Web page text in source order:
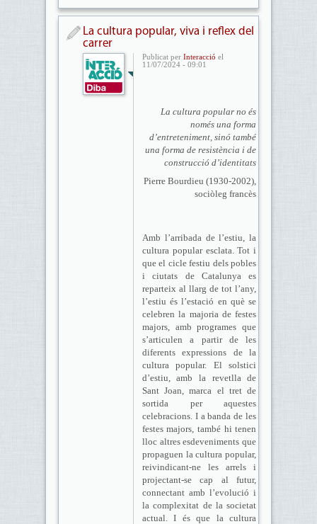
La cultura popular, viva i reflex del
carrer
Publicat per Interacció el
11/07/2024 - 09:01
La cultura popular no és
només una forma
d’entreteniment, sinó també
una forma de resistència i de
construcció d’identitats
Pierre Bourdieu (1930-2002),
sociòleg francès
Amb l’arribada de l’estiu, la
cultura popular esclata. Tot i
que el cicle festiu dels pobles
i ciutats de Catalunya es
reparteix al llarg de tot l’any,
l’estiu és l’estació en què se
celebren la majoria de festes
majors, amb programes que
s’articulen a partir de les
diferents expressions de la
cultura popular. El solstici
d’estiu, amb la revetlla de
Sant Joan, marca el tret de
sortida per aquestes
celebracions. I a banda de les
festes majors, també hi tenen
lloc altres esdeveniments que
propaguen la cultura popular,
reivindicant-ne les arrels i
projectant-se cap al futur,
connectant amb l’evolució i
la complexitat de la societat
actual. I és que la cultura